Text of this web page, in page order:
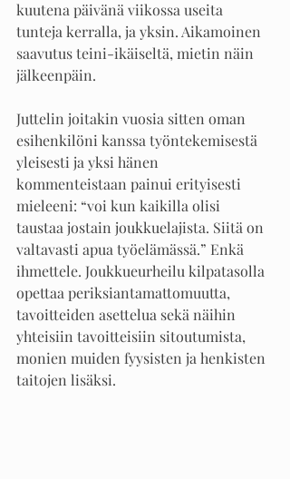
kuutena päivänä viikossa useita
tunteja kerralla, ja yksin. Aikamoinen
saavutus teini-ikäiseltä, mietin näin
jälkeenpäin.
Juttelin joitakin vuosia sitten oman
esihenkilöni kanssa työntekemisestä
yleisesti ja yksi hänen
kommenteistaan painui erityisesti
mieleeni: “voi kun kaikilla olisi
taustaa jostain joukkuelajista. Siitä on
valtavasti apua työelämässä.” Enkä
ihmettele. Joukkueurheilu kilpatasolla
opettaa periksiantamattomuutta,
tavoitteiden asettelua sekä näihin
yhteisiin tavoitteisiin sitoutumista,
monien muiden fyysisten ja henkisten
taitojen lisäksi.